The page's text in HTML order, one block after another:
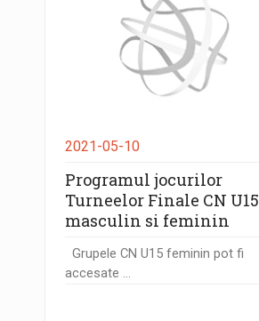
2021-05-10
Programul jocurilor
Turneelor Finale CN U15
masculin si feminin
Grupele CN U15 feminin pot fi
accesate ...